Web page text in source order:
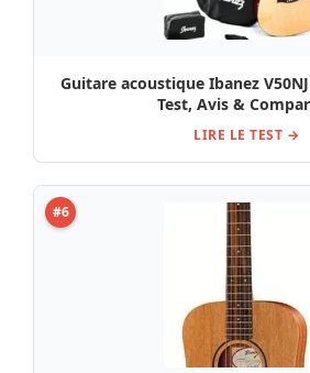
Guitare acoustique Ibanez
Test, Avis &
LIRE LE TEST →
#6